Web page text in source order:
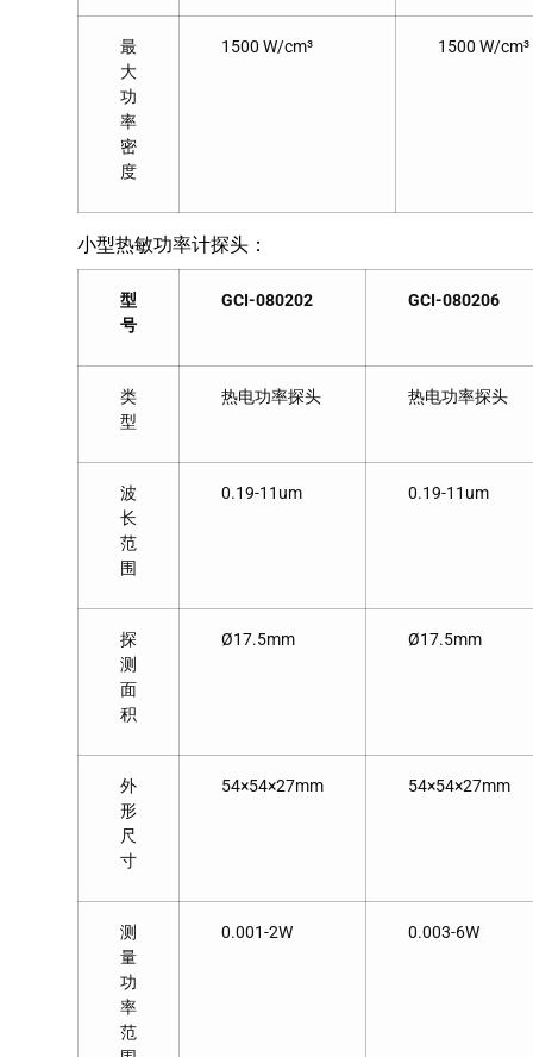
最
大
功
率
密
度
1500 W/cm³ 1500 W/cm³
小型热敏功率计探头：
型
号
GCI-080202 GCI-080206
类
型
热电功率探头 热电功率探头
波
长
范
围
0.19-11um 0.19-11um
探
测
面
积
Ø17.5mm Ø17.5mm
外
形
尺
寸
54×54×27mm 54×54×27mm
测
量
功
率
范
0.001-2W 0.003-6W